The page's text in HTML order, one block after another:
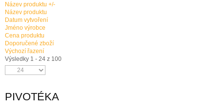
Název produktu +/-
Název produktu
Datum vytvoření
Jméno výrobce
Cena produktu
Doporučené zboží
Výchozí řazení
Výsledky 1 - 24 z 100
PIVOTÉKA